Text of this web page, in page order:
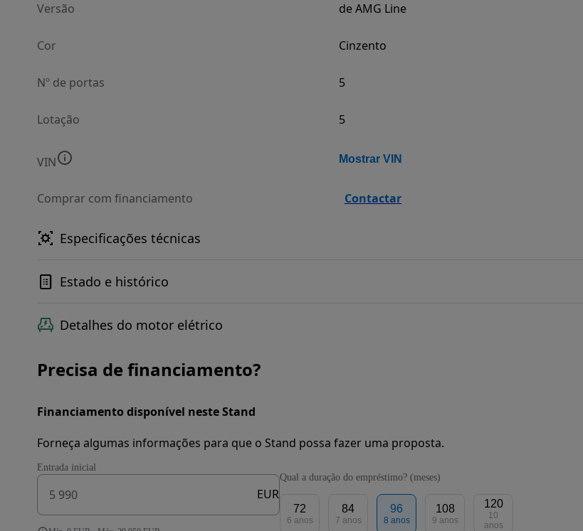
Versão de AMG Line
Cor Cinzento
Nº de portas 5
Lotação 5
VIN Mostrar VIN
Comprar com financiamento Contactar
Especificações técnicas
Estado e histórico
Detalhes do motor elétrico
Precisa de financiamento?
Financiamento disponível neste Stand
Forneça algumas informações para que o Stand possa fazer uma proposta.
Entrada inicial
EUR
Qual a duração do empréstimo? (meses)
72
6 anos
84
7 anos
96
8 anos
108
9 anos
120
10
anos